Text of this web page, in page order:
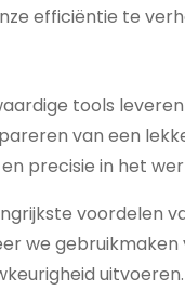
efficiëntie te
tools
van een
precisie in het
voordelen
we